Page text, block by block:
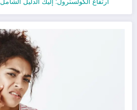
ارتفاع الكولسترول: إليك الدليل الشامل